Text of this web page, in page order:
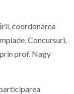
coordonarea
Concursuri,
prof. Nagy